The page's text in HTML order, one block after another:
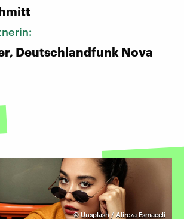
Deutschlandfunk Nova
©Unsplash / Alireza Esmaeeli